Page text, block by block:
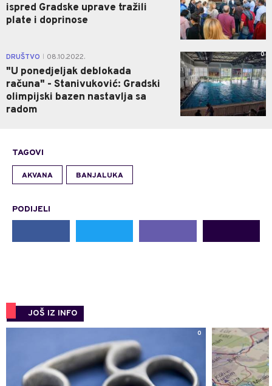
ispred Gradske uprave tražili
plate i doprinose
DRUŠTVO 08.10.2022.
"U ponedjeljak deblokada
računa" - Stanivuković: Gradski
olimpijski bazen nastavlja sa
radom
0
TAGOVI
AKVANA BANJALUKA
PODIJELI
JOŠ IZ INFO
0